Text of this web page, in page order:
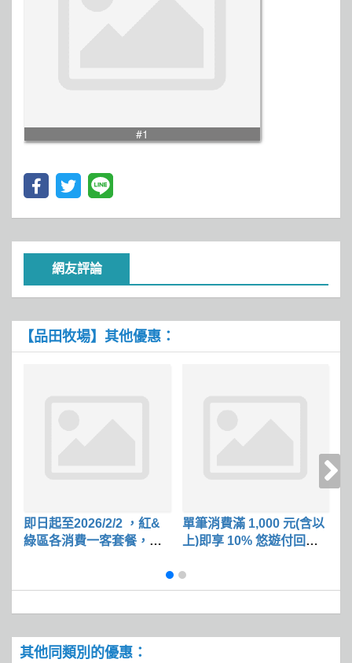
#1
網友評論
【品田牧場】其他優惠：
即日起至2026/2/2 ，紅&
綠區各消費一客套餐，即
單筆消費滿 1,000 元(含以
上)即享 10% 悠遊付回饋
其他同類別的優惠：